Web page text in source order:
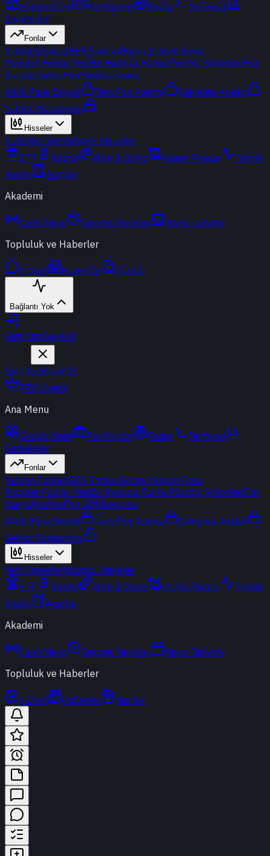
Günün Özeti Portföyüm Radar
Terminal
Endeksler
Fonlar
Yatırım FonlarıBES FonlarıBorsa Yatırım Fonu
Popüler Fonlar YeniBir Bakışta FonlarPortföy ŞirketleriFon
KarşılaştırmaFon Simülasyonu
Akıllı Para Sinyali
Ters Fon Arama
Çakışma Analizi
Sektör Rotasyonu
Hisseler
Yerli HisselerYabancı Hisseler
ETF
Kripto Altın & Döviz Vadeli Piyasa
Teknik
Analiz
Araçlar
Akademi
Canlı Yayın Geçmiş Yayınlar
Yayın Takvimi
Topluluk ve Haberler
t-Chat Haberler Yazılar
Bağlantı Yok
Giriş YapKayıt Ol
Giriş YapKayıt Ol
PRO Üyelik
Ana Menu
Günün Özeti Portföyüm Radar
Terminal
Endeksler
Fonlar
Yatırım FonlarıBES FonlarıBorsa Yatırım Fonu
Popüler Fonlar YeniBir Bakışta FonlarPortföy ŞirketleriFon
KarşılaştırmaFon Simülasyonu
Akıllı Para Sinyali
Ters Fon Arama
Çakışma Analizi
Sektör Rotasyonu
Hisseler
Yerli HisselerYabancı Hisseler
ETF
Kripto Altın & Döviz Vadeli Piyasa
Teknik
Analiz
Araçlar
Akademi
Canlı Yayın Geçmiş Yayınlar
Yayın Takvimi
Topluluk ve Haberler
t-Chat Haberler Yazılar